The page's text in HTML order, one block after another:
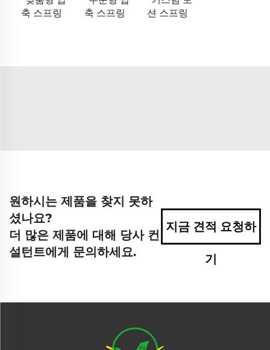
축 스프링
축 스프링
션 스프링
원하시는 제품을 찾지 못하
셨나요?
더 많은 제품에 대해 당사 컨
설턴트에게 문의하세요.
지금 견적 요청하
기